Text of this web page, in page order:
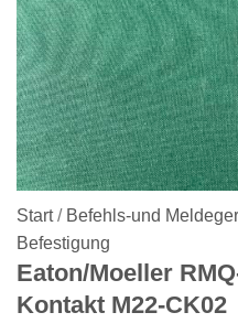
Start / Befehls-und
Befestigung
Eaton/Moeller
Kontakt M22-CK02